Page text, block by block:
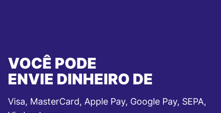
VOCÊ PODE
ENVIE DINHEIRO DE
Visa, MasterCard, Apple Pay, Google Pay, SEPA,